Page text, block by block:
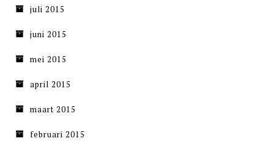
juli 2015
juni 2015
mei 2015
april 2015
maart 2015
februari 2015